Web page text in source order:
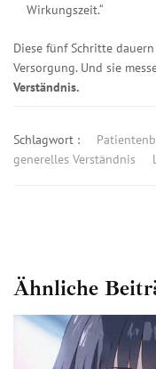
Wirkungszeit.“
Diese fünf Schritte
Versorgung. Und sie
Verständnis.
Schlagwort :
generelles Verständnis
Ähnliche